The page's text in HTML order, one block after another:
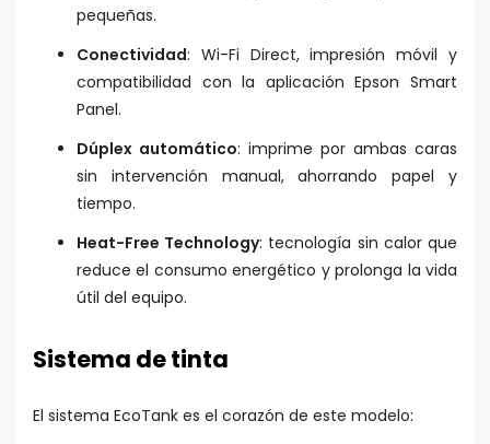
pequeñas.
Conectividad: Wi-Fi Direct, impresión móvil y
compatibilidad con la aplicación Epson Smart
Panel.
Dúplex automático: imprime por ambas caras
sin intervención manual, ahorrando papel y
tiempo.
Heat-Free Technology: tecnología sin calor que
reduce el consumo energético y prolonga la vida
útil del equipo.
Sistema de tinta
El sistema EcoTank es el corazón de este modelo: